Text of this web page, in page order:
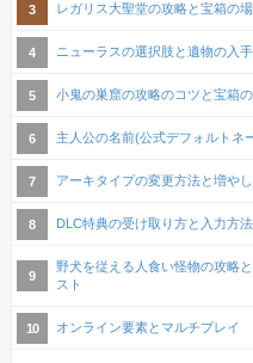
レガリス大聖堂の攻略と宝箱の
ニューラスの選択肢と遺物の入
小鬼の巣窟の攻略のコツと宝箱
主人公の名前(公式デフォルトネ
アーキタイプの変更方法と増や
DLC特典の受け取り方と入力方
野犬を従える人食い怪物の攻略
スト
オンライン要素とマルチプレイ